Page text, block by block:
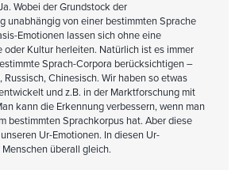
Wobei der Grundstock der
unabhängig von einer bestimmten Sprache
Emotionen lassen sich ohne eine
oder Kultur herleiten. Natürlich ist es immer
Sprach-Corpora berücksichtigen –
Chinesisch. Wir haben so etwas
und z.B. in der Marktforschung mit
kann die Erkennung verbessern, wenn man
bestimmten Sprachkorpus hat. Aber diese
Ur-Emotionen. In diesen Ur-
überall gleich.